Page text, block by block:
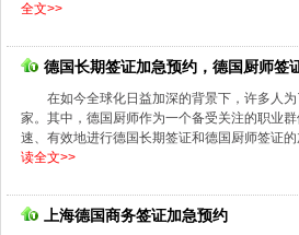
全文>>
德国长期签证加急预约，德国厨师签
在如今全球化日益加深的背景下，许多人
家。其中，德国厨师作为一个备受关注的职业
速、有效地进行德国长期签证和德国厨师签证
读全文>>
上海德国商务签证加急预约